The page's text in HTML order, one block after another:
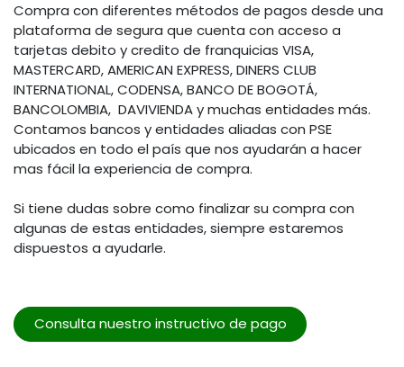
Compra con diferentes métodos de pagos desde una
plataforma de segura que cuenta con acceso a
tarjetas debito y credito de franquicias VISA,
MASTERCARD, AMERICAN EXPRESS, DINERS CLUB
INTERNATIONAL, CODENSA, BANCO DE BOGOTÁ,
BANCOLOMBIA, DAVIVIENDA y muchas entidades más.
Contamos bancos y entidades aliadas con PSE
ubicados en todo el país que nos ayudarán a hacer
mas fácil la experiencia de compra.
Si tiene dudas sobre como finalizar su compra con
algunas de estas entidades, siempre estaremos
dispuestos a ayudarle.
Consulta nuestro instructivo de pago